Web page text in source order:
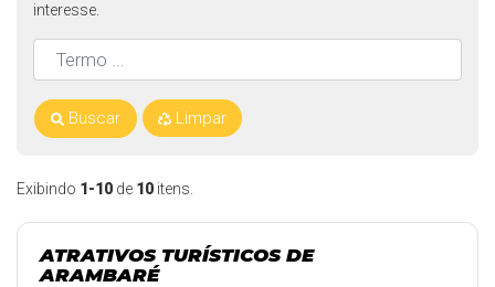
Exibindo 1-10 de 10 itens.
ATRATIVOS TURÍSTICOS DE
ARAMBARÉ
interesse.
Buscar Limpar